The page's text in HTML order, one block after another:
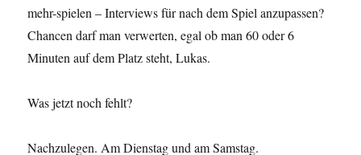
mehr-spielen – Interviews für nach dem Spiel anzupassen?
Chancen darf man verwerten, egal ob man 60 oder 6
Minuten auf dem Platz steht, Lukas.
Was jetzt noch fehlt?
Nachzulegen. Am Dienstag und am Samstag.